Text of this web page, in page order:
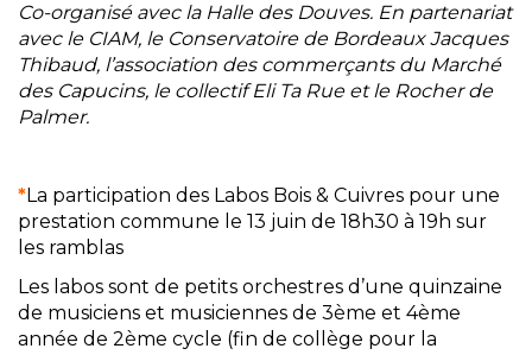
Co-organisé avec la Halle des Douves. En partenariat
avec le CIAM, le Conservatoire de Bordeaux Jacques
Thibaud, l’association des commerçants du Marché
des Capucins, le collectif Eli Ta Rue et le Rocher de
Palmer.
*La participation des Labos Bois & Cuivres pour une
prestation commune le 13 juin de 18h30 à 19h sur
les ramblas
Les labos sont de petits orchestres d’une quinzaine
de musiciens et musiciennes de 3ème et 4ème
année de 2ème cycle (fin de collège pour la